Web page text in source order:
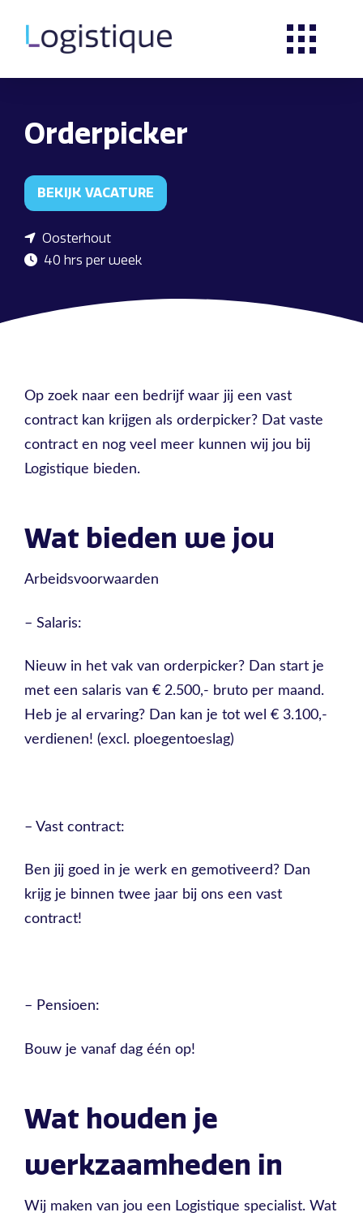
Orderpicker
BEKIJK VACATURE
Oosterhout
40 hrs per week
Op zoek naar een bedrijf waar jij een vast
contract kan krijgen als orderpicker? Dat vaste
contract en nog veel meer kunnen wij jou bij
Logistique bieden.
Wat bieden we jou
Arbeidsvoorwaarden
– Salaris:
Nieuw in het vak van orderpicker? Dan start je
met een salaris van € 2.500,- bruto per maand.
Heb je al ervaring? Dan kan je tot wel € 3.100,-
verdienen! (excl. ploegentoeslag)
– Vast contract:
Ben jij goed in je werk en gemotiveerd? Dan
krijg je binnen twee jaar bij ons een vast
contract!
– Pensioen:
Bouw je vanaf dag één op!
Wat houden je
werkzaamheden in
Wij maken van jou een Logistique specialist. Wat